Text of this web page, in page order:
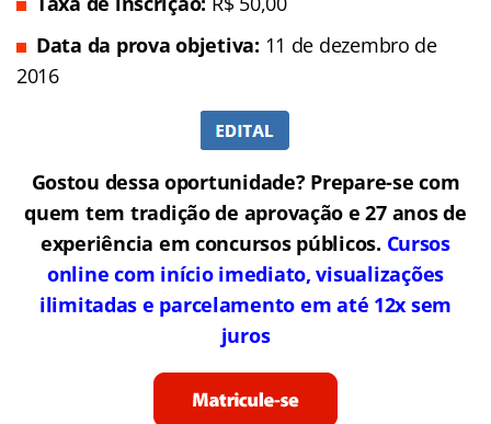
Data da prova objetiva: 11 de dezembro de
2016
Gostou dessa oportunidade? Prepare-se com
quem tem tradição de aprovação e 27 anos de
experiência em concursos públicos. Cursos
online com início imediato, visualizações
ilimitadas e parcelamento em até 12x sem
juros